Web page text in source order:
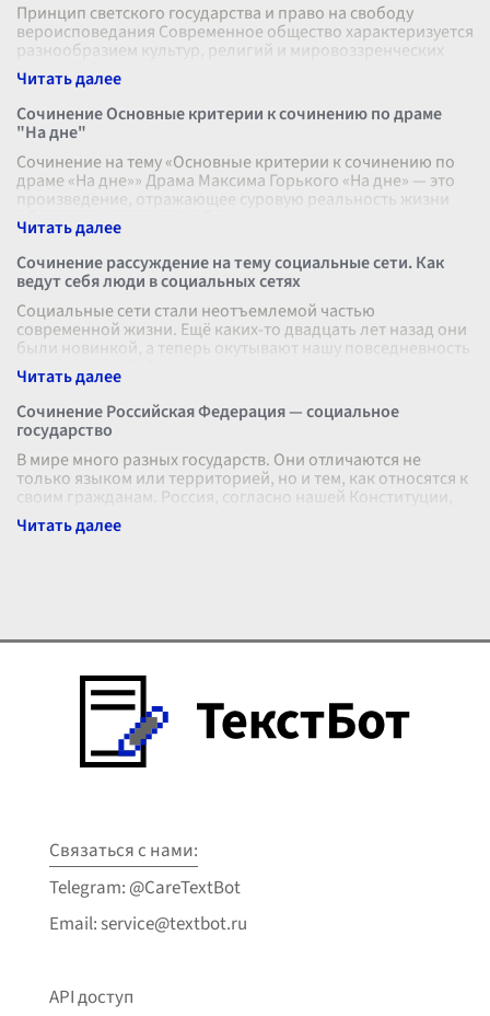
Принцип светского государства и право на свободу
вероисповедания Современное общество характеризуется
разнообразием культур, религий и мировоззренческих
позиций. В таком контексте
Сочинение Основные критерии к сочинению по драме
"На дне"
Сочинение на тему «Основные критерии к сочинению по
драме «На дне»» Драма Максима Горького «На дне» — это
произведение, отражающее суровую реальность жизни
обездоленных людей, оби
Сочинение рассуждение на тему социальные сети. Как
ведут себя люди в социальных сетях
Социальные сети стали неотъемлемой частью
современной жизни. Ещё каких-то двадцать лет назад они
были новинкой, а теперь окутывают нашу повседневность
своей паутиной. С каждым годо
Сочинение Российская Федерация — социальное
государство
В мире много разных государств. Они отличаются не
только языком или территорией, но и тем, как относятся к
своим гражданам. Россия, согласно нашей Конституции,
является социальным
Связаться с нами:
Telegram: @CareTextBot
Email: service@textbot.ru
API доступ